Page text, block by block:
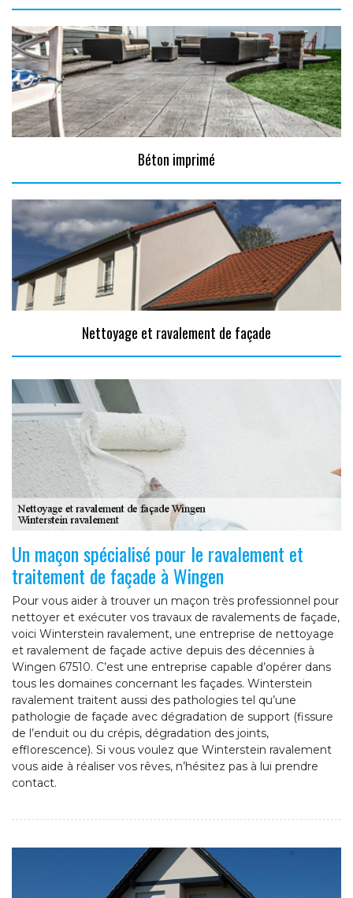
Béton imprimé
Nettoyage et ravalement de façade
Un maçon spécialisé pour le ravalement et
traitement de façade à Wingen
Pour vous aider à trouver un maçon très professionnel pour
nettoyer et exécuter vos travaux de ravalements de façade,
voici Winterstein ravalement, une entreprise de nettoyage
et ravalement de façade active depuis des décennies à
Wingen 67510. C’est une entreprise capable d’opérer dans
tous les domaines concernant les façades. Winterstein
ravalement traitent aussi des pathologies tel qu’une
pathologie de façade avec dégradation de support (fissure
de l’enduit ou du crépis, dégradation des joints,
efflorescence). Si vous voulez que Winterstein ravalement
vous aide à réaliser vos rêves, n’hésitez pas à lui prendre
contact.